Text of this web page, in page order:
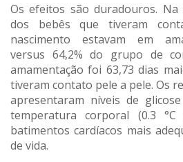
Os efeitos são duradouros. Na
dos bebês que tiveram
nascimento estavam em
versus 64,2% do grupo de
amamentação foi 63,73 dias
tiveram contato pele a pele. Os
apresentaram níveis de
temperatura corporal (0.3 °C
batimentos cardíacos mais
de vida.